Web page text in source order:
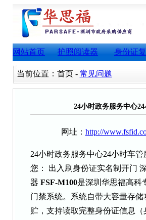
网站首页 护照阅读器 身份证
当前位置：首页 - 常见问题
24小时政务服务中心
网址： http://
24小时政务服务中心24小时车
您： 出入刷身份证实名制开门
器 FSF-M100是深圳华思福高科
门禁系统。系统自带大容量存
贮，支持读取完整身份证信息